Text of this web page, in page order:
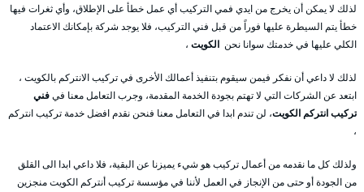
لذلك لا يمكن أن يخرج من ايدي فمي التركيب أي عمل خطأ على الإطلاق، وأي ثغرات فيها
خطأ يتم السيطرة عليها فوراً من قبل فني التركيب، فلا يوجد شركة بإمكانك الاعتماد
الكلي عليها في خدمتك سوانا نحن الكويت ،
لذلك لا داعي أن نفكر فيمن سيقوم بتنفيذ أعمالك الأخرى في تركيب الانتركم بالكويت ،
ابتعد عن الشركات التي لا تهتم بجودة الخدمة المقدمة، وجرب التعامل معنا فيفني
تركيب انتركم الكويت، لن تندم ابدا في التعامل معنا فنحن نقدم افضل خدمة تركيب انتركم
،
ولذلك كل ما نقدمه من أعمال تركيب هو شيء يميزنا عن البقية، فلا داعي ابدا الى القلق
من الجودة أو حتى من الإنجاز في العمل لأننا في مؤسسة تركيب أنتركم الكويت منجزين